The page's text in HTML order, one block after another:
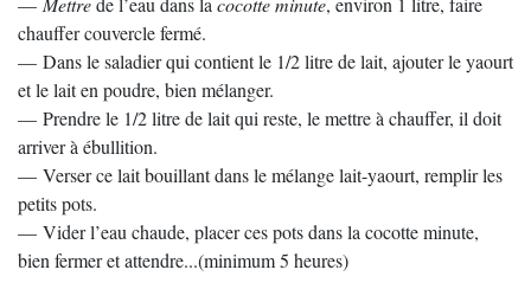
chauffer couvercle fermé.
— Dans le saladier qui contient le 1/2 litre de lait, ajouter le yaourt
et le lait en poudre, bien mélanger.
— Prendre le 1/2 litre de lait qui reste, le mettre à chauffer, il doit
arriver à ébullition.
— Verser ce lait bouillant dans le mélange lait-yaourt, remplir les
petits pots.
— Vider l’eau chaude, placer ces pots dans la cocotte minute,
bien fermer et attendre...(minimum 5 heures)